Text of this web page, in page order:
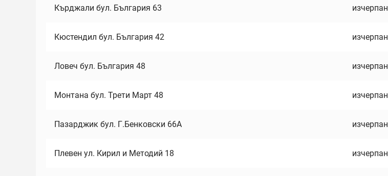
Кърджали бул. България 63 изчерпан
Кюстендил бул. България 42 изчерпан
Ловеч бул. България 48 изчерпан
Монтана бул. Трети Март 48 изчерпан
Пазарджик бул. Г.Бенковски 66А изчерпан
Плевен ул. Кирил и Методий 18 изчерпан